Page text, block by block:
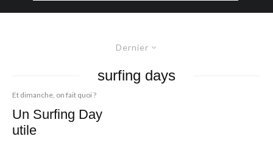
Dernier
surfing days
Et dimanche, on fait quoi ?
Un Surfing Day
utile